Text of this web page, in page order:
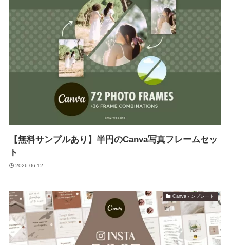
【無料サンプルあり】半円のCanva写真フレームセッ
ト
2026-06-12
Canvaテンプレート